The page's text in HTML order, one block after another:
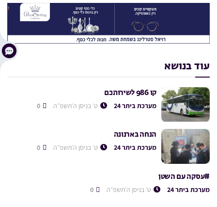
עוד בנושא
קו 986 לשירותכם
מערכת ביתר 24 ט׳ בניסן ה׳תשפ״ה
הנחה בארנונה
מערכת ביתר 24 ט׳ בניסן ה׳תשפ״ה
#עסקה עם השטן
מערכת ביתר 24 ט׳ בניסן ה׳תשפ״ה